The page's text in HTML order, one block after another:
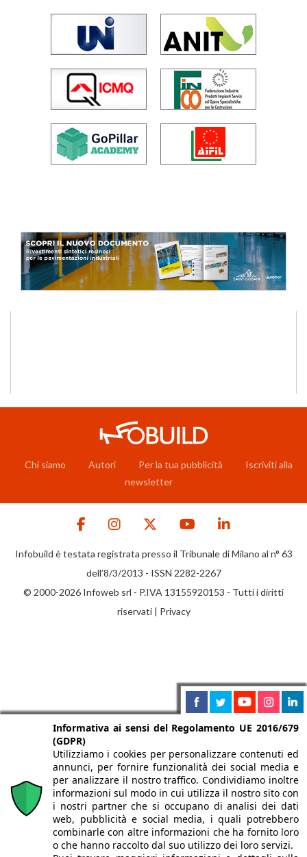
Chi siamo Autori Per la tua pubblicità
Iscriviti alla
newsletter
Infobuild è testata registrata presso il Tribunale di Milano al n° 63
dell’8/3/2013 - ISSN 2282-2267
© 2000-2026 Infoweb srl - P.IVA 13155920153 - Tutti i diritti
riservati | Privacy
Informativa ai sensi del Regolamento UE 2016/679
(GDPR)
Utilizziamo i cookies per personalizzare contenuti ed
annunci, per fornire funzionalità dei social media e
per analizzare il nostro traffico. Condividiamo inoltre
informazioni sul modo in cui utilizza il nostro sito con
i nostri partner che si occupano di analisi dei dati
web, pubblicità e social media, i quali potrebbero
combinarle con altre informazioni che ha fornito loro
o che hanno raccolto dal suo utilizzo dei loro servizi.